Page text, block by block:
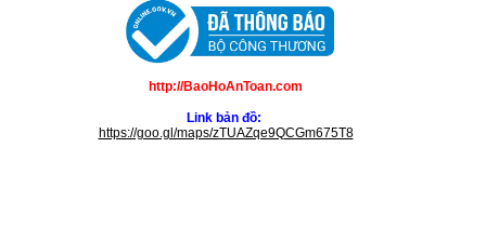
http://BaoHoAnToan.com
Link bản đồ:
https://goo.gl/maps/zTUAZqe9QCGm675T8